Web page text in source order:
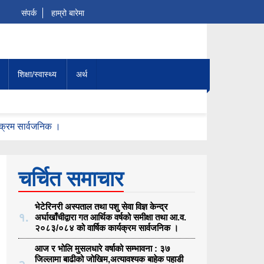
संपर्क हाम्रो बारेमा
शिक्षा/स्वास्थ्य अर्थ
सार्वजनिक ।
चर्चित समाचार
१.
भेटेरिनरी अस्पताल तथा पशु सेवा विज्ञ केन्द्र
अर्घाखाँचीद्वारा गत आर्थिक वर्षको समीक्षा तथा आ.व.
२०८३/०८४ को वार्षिक कार्यक्रम सार्वजनिक ।
आज र भोलि मुसलधारे वर्षाको सम्भावना : ३७
जिल्लामा बाढीको जोखिम,अत्यावश्यक बाहेक पहाडी